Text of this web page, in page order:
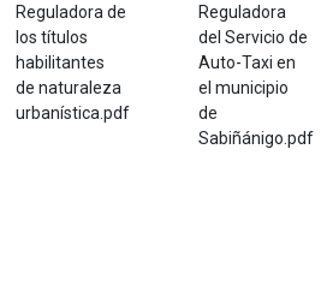
Reguladora de
los títulos
habilitantes
de naturaleza
urbanística.pdf
Reguladora
del Servicio de
Auto-Taxi en
el municipio
de
Sabiñánigo.pdf